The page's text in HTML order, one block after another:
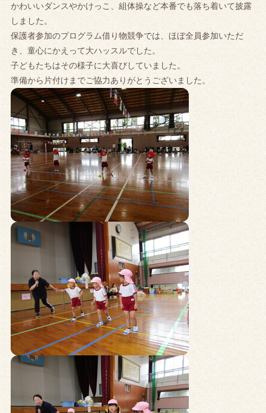
かわいいダンスやかけっこ、組体操など本番でも落ち着いて披露
しました。
保護者参加のプログラム借り物競争では、ほぼ全員参加いただ
き、童心にかえって大ハッスルでした。
子どもたちはその様子に大喜びしていました。
準備から片付けまでご協力ありがとうございました。